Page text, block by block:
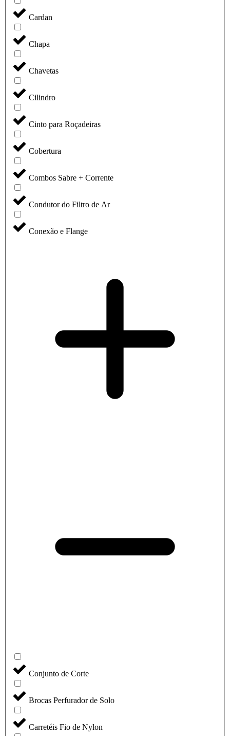
Cardan
Chapa
Chavetas
Cilindro
Cinto para Roçadeiras
Cobertura
Combos Sabre + Corrente
Condutor do Filtro de Ar
Conexão e Flange
Conjunto de Corte
Brocas Perfurador de Solo
Carretéis Fio de Nylon